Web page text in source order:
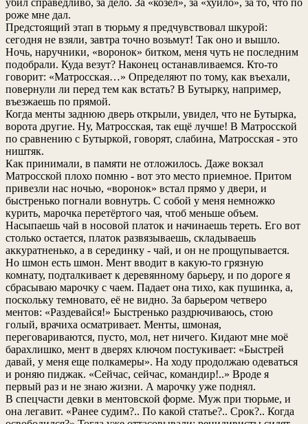
роже мне дал.
Предстоящий этап в тюрьму я предчувствовал шкурой:
сегодня не взяли, завтра точно возьмут! Так оно и вышло.
Ночь, наручники, «воронок» битком, меня чуть не последним
подобрали. Куда везут? Наконец останавливаемся. Кто-то
говорит: «Матросская…» Определяют по тому, как въехали,
повернули ли перед тем как встать? В Бутырку, например,
въезжаешь по прямой.
Когда менты заднюю дверь открыли, увидел, что не Бутырка,
ворота другие. Ну, Матросская, так ещё лучше! В Матросской
по сравнению с Бутыркой, говорят, слабина, Матросская - это
ништяк.
Как принимали, в памяти не отложилось. Даже вокзал
Матросской плохо помню - вот это место приемное. Притом
привезли нас ночью, «воронок» встал прямо у двери, и
быстренько погнали вовнутрь. С собой у меня немножко
курить, марочка перетёртого чая, чтоб меньше объем.
Насыпаешь чай в носовой платок и начинаешь тереть. Его вот
столько остается, платок развязываешь, складываешь
аккуратненько, а в серединку - чай, и он не прощупывается.
Но шмон есть шмон. Мент вводит в какую-то грязную
комнату, подталкивает к деревянному барьеру, и по дороге я
сбрасываю марочку с чаем. Падает она тихо, как пушинка, а,
поскольку темновато, её не видно. За барьером четверо
ментов: «Раздевайся!» Быстренько раздрючиваюсь, стою
голый, врачиха осматривает. Менты, шмоная,
переговариваются, пусто, мол, нет ничего. Кидают мне моё
барахлишко, мент в дверях ключом постукивает: «Быстрей
давай, у меня еще полкамеры». На ходу продолжаю одеваться
и роняю пиджак. «Сейчас, сейчас, командир!..» Вроде я
первый раз и не знаю жизни. А марочку уже поднял.
В спецчасти девки в ментовской форме. Муж при тюрьме, и
она легавит. «Ранее судим?.. По какой статье?.. Срок?.. Когда